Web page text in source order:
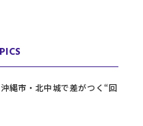
縄市・北中城で差がつく“回